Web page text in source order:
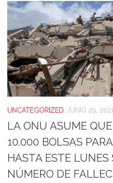
UNCATEGORIZED JUNIO 29,
LA ONU ASUME
10.000 BOLSAS
HASTA ESTE LUNES
NÚMERO DE